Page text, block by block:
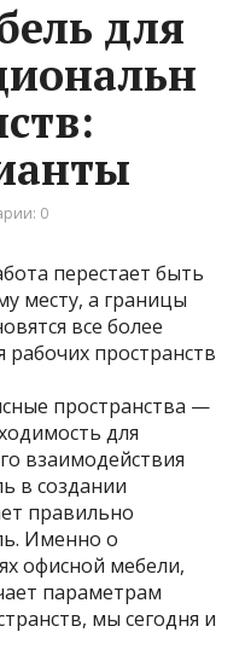
для
0
перестает быть
месту, а границы
все более
пространств
пространства —
для
взаимодействия
в создании
правильно
Именно о
офисной мебели,
параметрам
мы сегодня и